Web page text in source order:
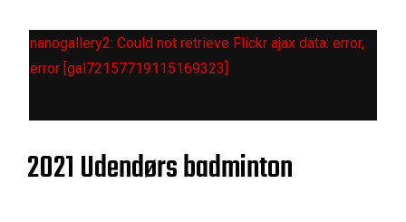
nanogallery2: Could not retrieve Flickr ajax data: error,
error [gal72157719115169323]
2021 Udendørs badminton